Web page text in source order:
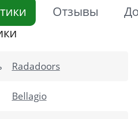
Отзывы
Radadoors
Bellagio